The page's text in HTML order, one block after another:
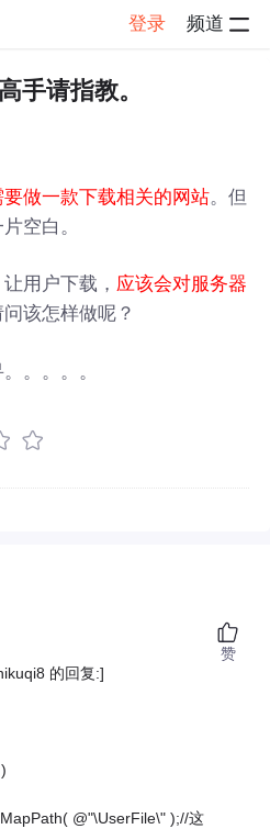
登录 频道
子详情
手请指教。
要做一款下载相关的网站。但
空白。
用户下载， 应该会对服务器
问该怎样做呢？
。。。。
的回复:]
@"\UserFile\" );//这
赞